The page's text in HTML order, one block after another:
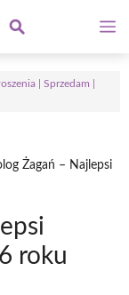
| Sprzedam |
Żagań – Najlepsi
roku